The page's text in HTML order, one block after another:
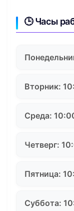
🕒 Часы
Вторник:
Среда:
Четверг:
Пятница:
Суббота: